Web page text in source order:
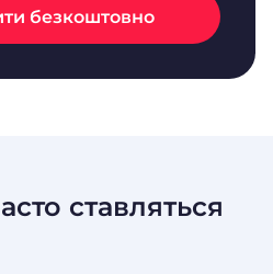
безкоштовно
ставляться